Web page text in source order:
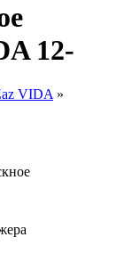
12-
VIDA »